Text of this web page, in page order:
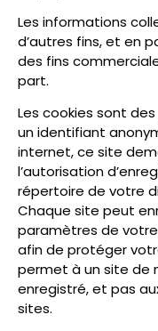
Les informations
d’autres fins, et en
des fins
part.
Les cookies sont
un identifiant
internet, ce site
l’autorisation
répertoire de votre
Chaque site peut
paramètres de
afin de protéger
permet à un site de
enregistré, et pas
sites.